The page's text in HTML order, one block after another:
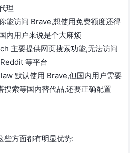
理
能访问 Brave,想使用免费额度还得
内用户来说是个大麻烦
主要提供网页搜索功能,无法访问
等平台
默认使用 Brave,但国内用户需要
搜索等国内替代品,还要正确配置
些方面都有明显优势: